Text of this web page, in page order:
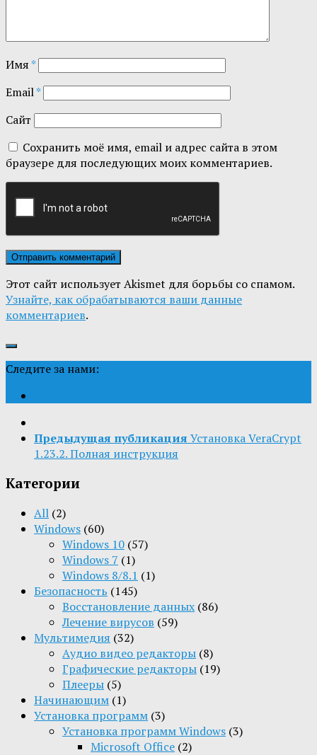
Имя*
Email*
Сайт
Сохранить моё имя, email и адрес сайта в этом
браузере для последующих моих комментариев.
Этот сайт использует Akismet для борьбы со спамом.
Узнайте, как обрабатываются ваши данные
комментариев.
Следите за нами:
Предыдущая публикация Установка VeraCrypt
1.23.2. Полная инструкция
Категории
All (2)
Windows (60)
Windows 10 (57)
Windows 7 (1)
Windows 8/8.1 (1)
Безопасность (145)
Восстановление данных (86)
Лечение вирусов (59)
Мультимедия (32)
Aудио видео редакторы (8)
Графические редакторы (19)
Плееры (5)
Начинающим (1)
Установка программ (3)
Установка программ Windows (3)
Microsoft Office (2)